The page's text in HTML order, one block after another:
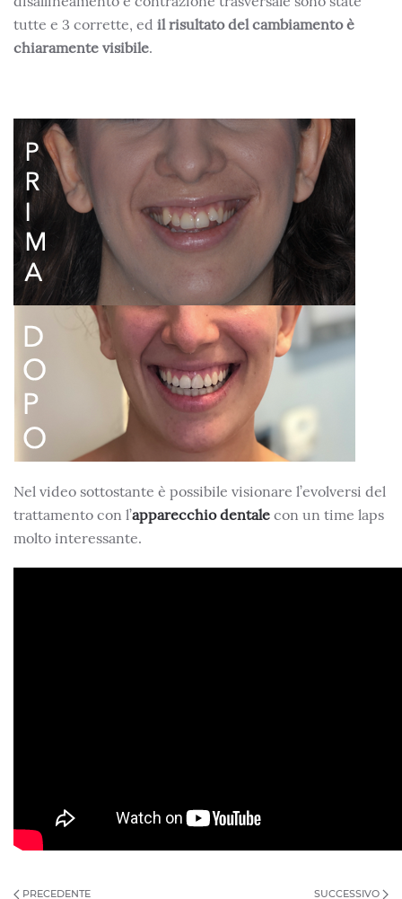
tutte e 3 corrette, ed il risultato del cambiamento è
chiaramente visibile.
Nel video sottostante è possibile visionare l’evolversi del
trattamento con l’apparecchio dentale con un time laps
molto interessante.
PRECEDENTE SUCCESSIVO